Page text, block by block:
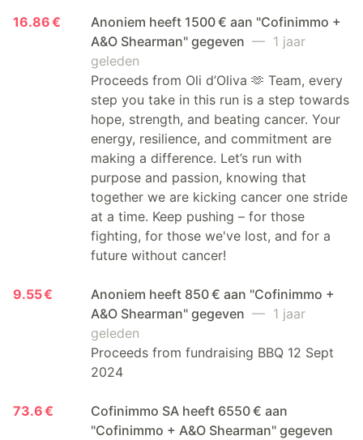
16.86 €
Anoniem heeft 1500 € aan "Cofinimmo +
A&O Shearman" gegeven — 1 jaar
geleden
Proceeds from Oli d’Oliva 🫶 Team, every
step you take in this run is a step towards
hope, strength, and beating cancer. Your
energy, resilience, and commitment are
making a difference. Let’s run with
purpose and passion, knowing that
together we are kicking cancer one stride
at a time. Keep pushing – for those
fighting, for those we've lost, and for a
future without cancer!
9.55 €
Anoniem heeft 850 € aan "Cofinimmo +
A&O Shearman" gegeven — 1 jaar
geleden
Proceeds from fundraising BBQ 12 Sept
2024
73.6 €
Cofinimmo SA heeft 6550 € aan
"Cofinimmo + A&O Shearman" gegeven